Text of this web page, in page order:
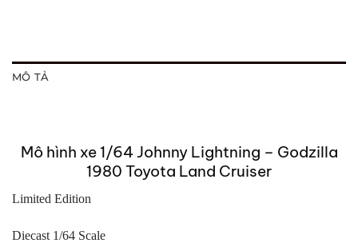
MÔ TẢ
Mô hình xe 1/64 Johnny Lightning – Godzilla
1980 Toyota Land Cruiser
Limited Edition
Diecast 1/64 Scale